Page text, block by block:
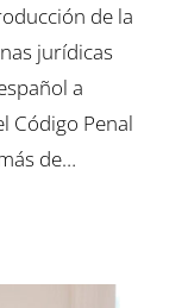
de la
jurídicas
a
Código Penal
de…